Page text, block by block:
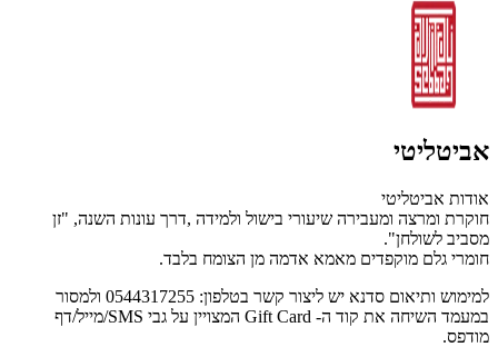
אביטליטי
אודות אביטליטי
חוקרת ומרצה ומעבירה שיעורי בישול ולמידה ,דרך עונות השנה, "זן
מסביב לשולחן".
חומרי גלם מוקפדים מאמא אדמה מן הצומח בלבד.
למימוש ותיאום סדנא יש ליצור קשר בטלפון: 0544317255 ולמסור
במעמד השיחה את קוד ה- Gift Card המצויין על גבי SMS/מייל/דף
מודפס.